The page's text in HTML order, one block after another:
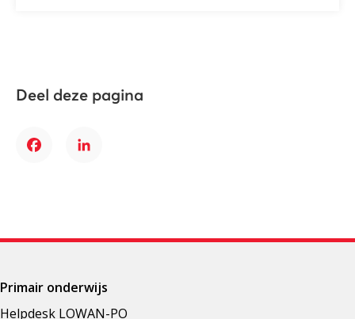
Deel deze pagina
FacebookLinkedIn
Primair onderwijs
Helpdesk LOWAN-PO